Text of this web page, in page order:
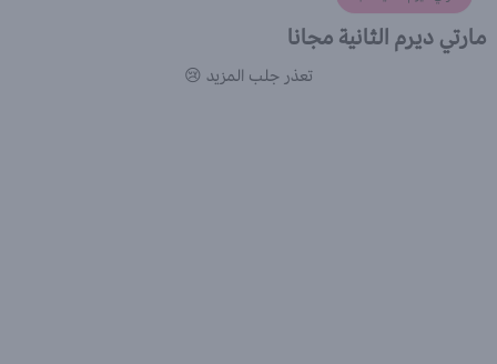
مارتي ديرم الثانية مجانا
تعذر جلب المزيد 😢